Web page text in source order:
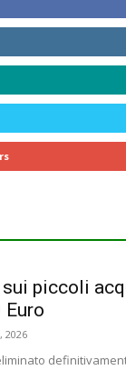
piccoli
2026